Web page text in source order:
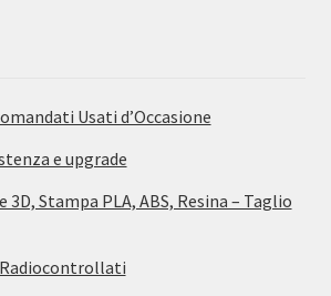
Usati d’Occasione
e upgrade
Stampa PLA, ABS, Resina – Taglio